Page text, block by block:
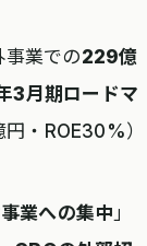
事業での229億
3月期ロードマ
・ROE30%）
業への集中」